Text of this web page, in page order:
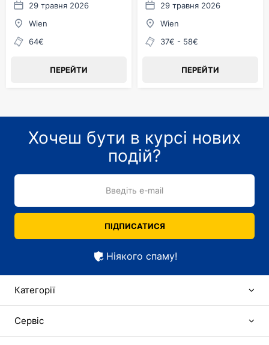
29 травня 2026
Wien
64€
ПЕРЕЙТИ
29 травня 2026
Wien
37€ - 58€
ПЕРЕЙТИ
Хочеш бути в курсі нових
подій?
Введіть e-mail
ПІДПИСАТИСЯ
Ніякого спаму!
Категорії
Сервіс